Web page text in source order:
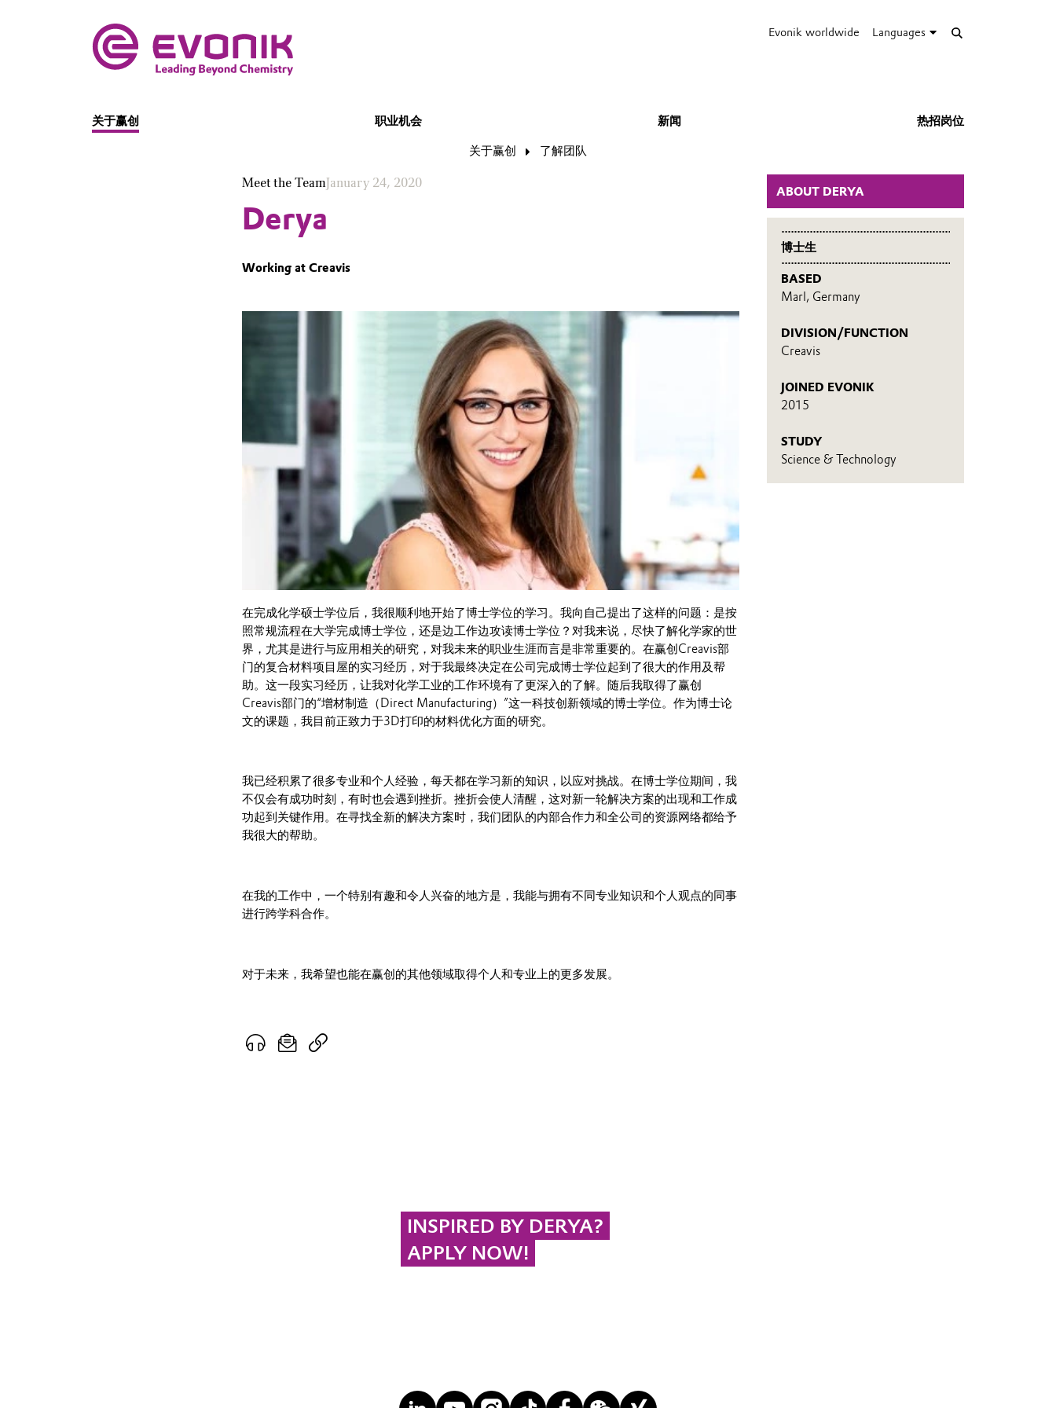
Evonik worldwide Languages
关于赢创 职业机会 新闻 热招岗位
关于赢创 了解团队
ABOUT DERYA
博士生
BASED
Marl, Germany
DIVISION/FUNCTION
Creavis
JOINED EVONIK
2015
STUDY
Science & Technology
Meet the TeamJanuary 24, 2020
Derya
Working at Creavis
在完成化学硕士学位后，我很顺利地开始了博士学位的学习。我向自己提出了这样的问题：是按
照常规流程在大学完成博士学位，还是边工作边攻读博士学位？对我来说，尽快了解化学家的世
界，尤其是进行与应用相关的研究，对我未来的职业生涯而言是非常重要的。在赢创Creavis部
门的复合材料项目屋的实习经历，对于我最终决定在公司完成博士学位起到了很大的作用及帮
助。这一段实习经历，让我对化学工业的工作环境有了更深入的了解。随后我取得了赢创
Creavis部门的“增材制造（Direct Manufacturing）”这一科技创新领域的博士学位。作为博士论
文的课题，我目前正致力于3D打印的材料优化方面的研究。
我已经积累了很多专业和个人经验，每天都在学习新的知识，以应对挑战。在博士学位期间，我
不仅会有成功时刻，有时也会遇到挫折。挫折会使人清醒，这对新一轮解决方案的出现和工作成
功起到关键作用。在寻找全新的解决方案时，我们团队的内部合作力和全公司的资源网络都给予
我很大的帮助。
在我的工作中，一个特别有趣和令人兴奋的地方是，我能与拥有不同专业知识和个人观点的同事
进行跨学科合作。
对于未来，我希望也能在赢创的其他领域取得个人和专业上的更多发展。
INSPIRED BY DERYA?
APPLY NOW!